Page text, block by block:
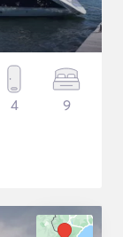
4 9